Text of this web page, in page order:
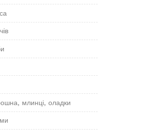
млинці, оладки